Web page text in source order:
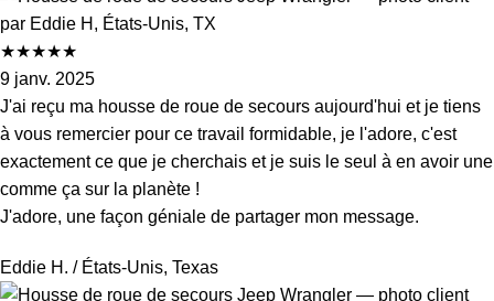
★★★★★
9 janv. 2025
J'ai reçu ma housse de roue de secours aujourd'hui et je tiens
à vous remercier pour ce travail formidable, je l'adore, c'est
exactement ce que je cherchais et je suis le seul à en avoir une
comme ça sur la planète !
J'adore, une façon géniale de partager mon message.
Eddie H. / États-Unis, Texas